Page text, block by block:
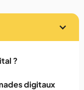
?
digitaux